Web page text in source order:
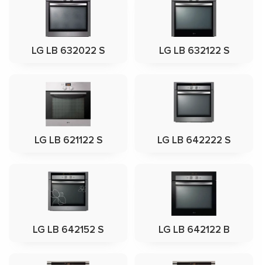
LG LB 632022 S LG LB 632122 S
LG LB 621122 S LG LB 642222 S
LG LB 642152 S LG LB 642122 B